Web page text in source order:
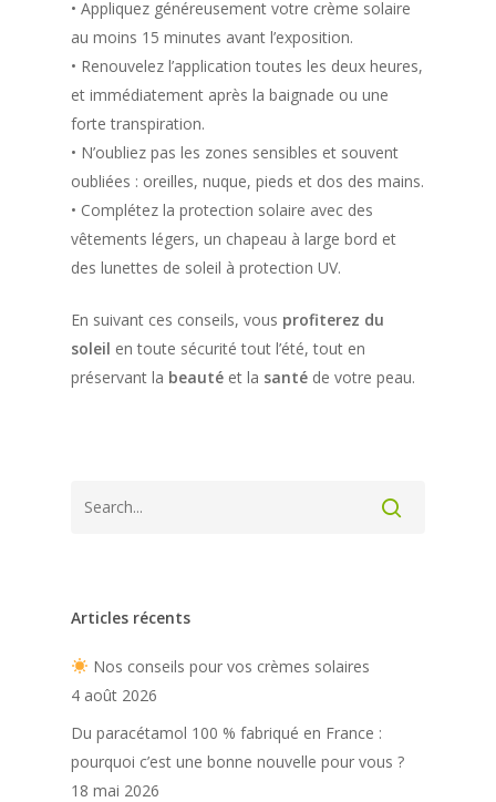
• Appliquez généreusement votre crème solaire
au moins 15 minutes avant l’exposition.
• Renouvelez l’application toutes les deux heures,
et immédiatement après la baignade ou une
forte transpiration.
• N’oubliez pas les zones sensibles et souvent
oubliées : oreilles, nuque, pieds et dos des mains.
• Complétez la protection solaire avec des
vêtements légers, un chapeau à large bord et
des lunettes de soleil à protection UV.
En suivant ces conseils, vous profiterez du
soleil en toute sécurité tout l’été, tout en
préservant la beauté et la santé de votre peau.
Articles récents
Nos conseils pour vos crèmes solaires
4 août 2026
Du paracétamol 100 % fabriqué en France :
pourquoi c’est une bonne nouvelle pour vous ?
18 mai 2026